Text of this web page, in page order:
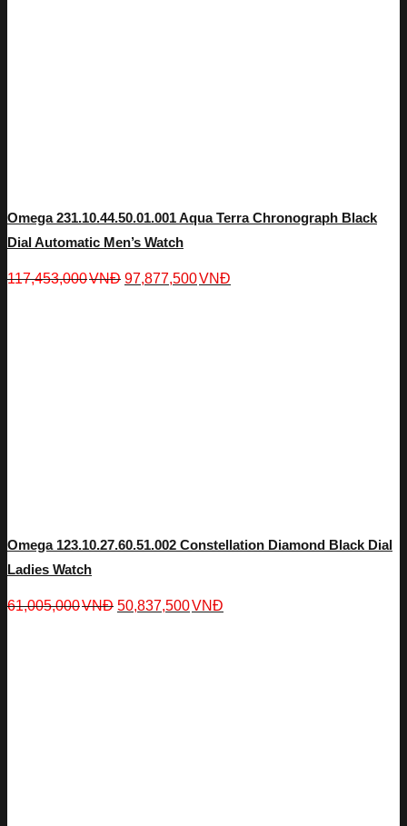
Omega 231.10.44.50.01.001 Aqua Terra Chronograph Black
Dial Automatic Men’s Watch
117,453,000VNĐ 97,877,500VNĐ
Omega 123.10.27.60.51.002 Constellation Diamond Black Dial
Ladies Watch
61,005,000VNĐ 50,837,500VNĐ